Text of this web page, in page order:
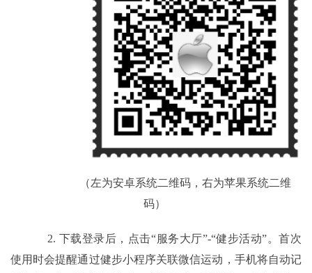
（左为安卓系统二维码，右为苹果系统二维
码）
2. 下载登录后，点击“服务大厅”-“健步活动”。首次
使用时会提醒通过健步小程序关联微信运动，手机将自动记